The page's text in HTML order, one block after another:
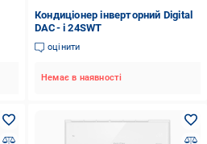
Кондиціонер інверторний Digital
DAC- i 24SWT
оцінити
Немає в наявності